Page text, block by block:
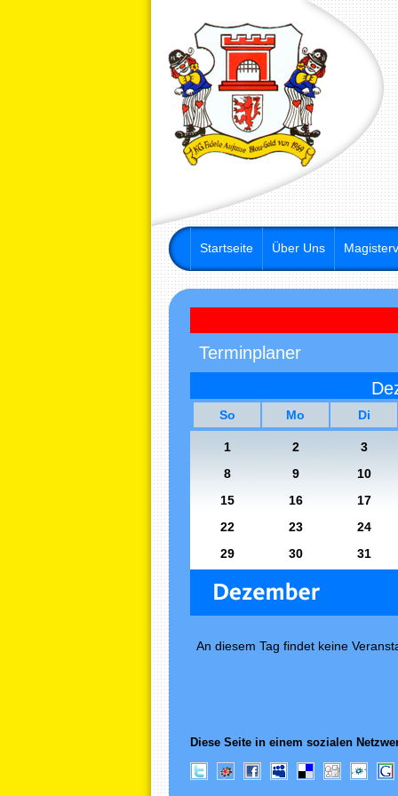
Startseite Über Uns
Terminplaner
So Mo Di
1 2
3
8
9
10
15
16
17
22
23
24
29
30 31
An diesem Tag findet keine
Diese Seite in einem sozialen